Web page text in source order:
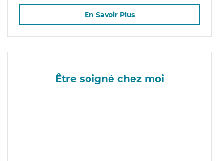
En Savoir Plus
Être soigné chez moi